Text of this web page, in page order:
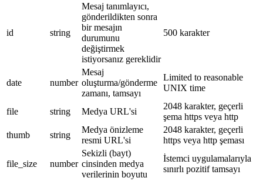
id string
Mesaj tanımlayıcı,
gönderildikten sonra
bir mesajın
durumunu
değiştirmek
istiyorsanız gereklidir
500 karakter
date number
Mesaj
oluşturma/gönderme
zamanı, tamsayı
Limited to reasonable
UNIX time
file string Medya URL'si
2048 karakter, geçerli
şema https veya http
thumb
string
Medya önizleme
resmi URL'si
2048 karakter, geçerli
https veya http şeması
file_size number
Sekizli (bayt)
cinsinden medya
verilerinin boyutu
İstemci uygulamalarıyla
sınırlı pozitif tamsayı